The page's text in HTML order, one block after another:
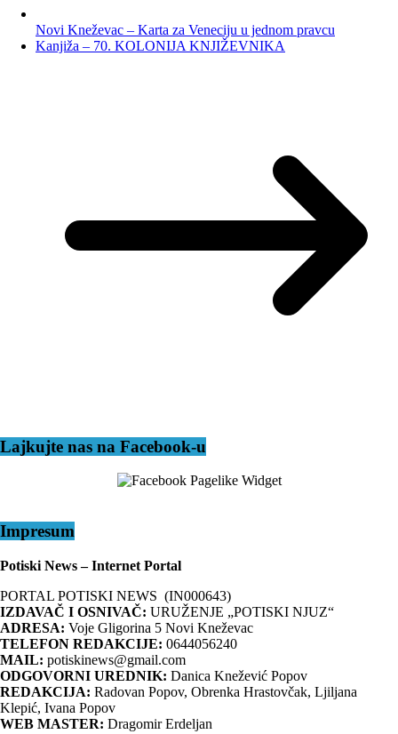
Novi Kneževac – Karta za Veneciju u jednom pravcu
Kanjiža – 70. KOLONIJA KNJIŽEVNIKA
Lajkujte nas na Facebook-u
Impresum
Potiski News – Internet Portal
PORTAL POTISKI NEWS (IN000643)
IZDAVAČ I OSNIVAČ: URUŽENJE „POTISKI NJUZ“
ADRESA: Voje Gligorina 5 Novi Kneževac
TELEFON REDAKCIJE: 0644056240
MAIL: potiskinews@gmail.com
ODGOVORNI UREDNIK: Danica Knežević Popov
REDAKCIJA: Radovan Popov, Obrenka Hrastovčak, Ljiljana
Klepić, Ivana Popov
WEB MASTER: Dragomir Erdeljan